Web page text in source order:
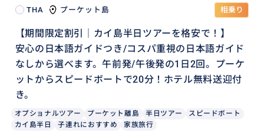
THA プーケット島 相乗り
【期間限定割引｜カイ島半日ツアーを格安で！】
安心の日本語ガイドつき/コスパ重視の日本語ガイド
なしから選べます。午前発/午後発の1日2回。プーケ
ットからスピードボートで20分！ホテル無料送迎付
き。
オプショナルツアー プーケット離島 半日ツアー
スピードボート
カイ島半日
子連れにおすすめ 家族旅行